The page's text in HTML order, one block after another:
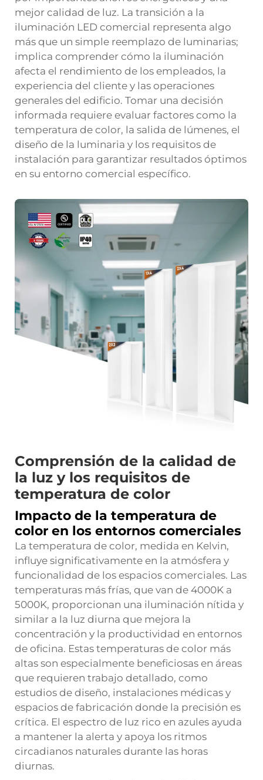
mejor calidad de luz. La transición a la
iluminación LED comercial representa algo
más que un simple reemplazo de luminarias;
implica comprender cómo la iluminación
afecta el rendimiento de los empleados, la
experiencia del cliente y las operaciones
generales del edificio. Tomar una decisión
informada requiere evaluar factores como la
temperatura de color, la salida de lúmenes, el
diseño de la luminaria y los requisitos de
instalación para garantizar resultados óptimos
en su entorno comercial específico.
Comprensión de la calidad de
la luz y los requisitos de
temperatura de color
Impacto de la temperatura de
color en los entornos comerciales
La temperatura de color, medida en Kelvin,
influye significativamente en la atmósfera y
funcionalidad de los espacios comerciales. Las
temperaturas más frías, que van de 4000K a
5000K, proporcionan una iluminación nítida y
similar a la luz diurna que mejora la
concentración y la productividad en entornos
de oficina. Estas temperaturas de color más
altas son especialmente beneficiosas en áreas
que requieren trabajo detallado, como
estudios de diseño, instalaciones médicas y
espacios de fabricación donde la precisión es
crítica. El espectro de luz rico en azules ayuda
a mantener la alerta y apoya los ritmos
circadianos naturales durante las horas
diurnas.